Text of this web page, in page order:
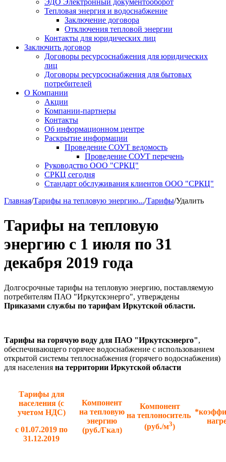
ЭДО Электронный документооборот
Тепловая энергия и водоснабжение
Заключение договора
Отключения тепловой энергии
Контакты для юридических лиц
Заключить договор
Договоры ресурсоснабжения для юридических
лиц
Договоры ресурсоснабжения для бытовых
потребителей
О Компании
Акции
Компании-партнеры
Контакты
Об информационном центре
Раскрытие информации
Проведение СОУТ ведомость
Проведение СОУТ перечень
Руководство ООО "СРКЦ"
СРКЦ сегодня
Стандарт обслуживания клиентов ООО "СРКЦ"
Главная/Тарифы на тепловую энергию.../Тарифы/Удалить
Тарифы на тепловую
энергию с 1 июля по 31
декабря 2019 года
Долгосрочные тарифы на тепловую энергию, поставляемую
потребителям ПАО "Иркутскэнерго", утверждены
Приказами службы по тарифам Иркутской области.
Тарифы на горячую воду для ПАО "Иркутскэнерго",
обеспечивающего горячее водоснабжение с использованием
открытой системы теплоснабжения (горячего водоснабжения)
для населения на территории Иркутской области
Тарифы для
населения (с
учетом НДС)
с 01.07.2019 по
31.12.2019
Компонент
на тепловую
энергию
(руб./Гкал)
Компонент
на теплоноситель
(руб./м3)